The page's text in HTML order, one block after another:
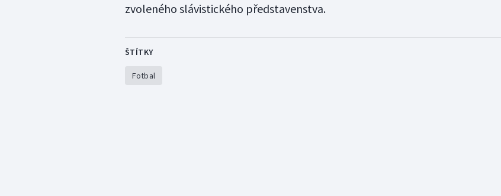
zvoleného slávistického představenstva.
ŠTÍTKY
Fotbal